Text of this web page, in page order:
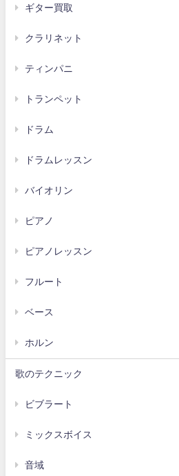
ギター買取
クラリネット
ティンパニ
トランペット
ドラム
ドラムレッスン
バイオリン
ピアノ
ピアノレッスン
フルート
ベース
ホルン
歌のテクニック
ビブラート
ミックスボイス
音域